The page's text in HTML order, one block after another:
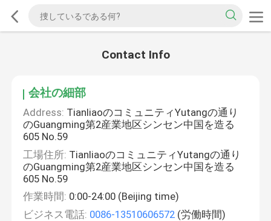
Contact Info
会社の細部
Address: TianliaoのコミュニティYutangの通り
のGuangming第2産業地区シンセン中国を造る
605 No.59
工場住所: TianliaoのコミュニティYutangの通り
のGuangming第2産業地区シンセン中国を造る
605 No.59
作業時間: 0:00-24:00 (Beijing time)
ビジネス電話: 0086-13510606572 (労働時間)